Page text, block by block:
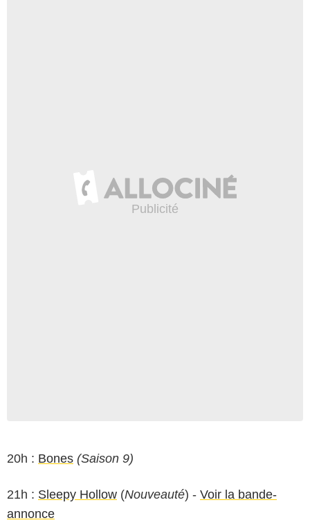
20h : Bones (Saison 9)
21h : Sleepy Hollow (Nouveauté) - Voir la bande-
annonce